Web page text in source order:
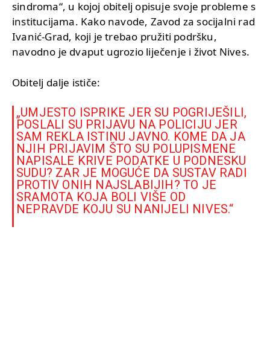
sindroma“, u kojoj obitelj opisuje svoje probleme s
institucijama. Kako navode, Zavod za socijalni rad
Ivanić-Grad, koji je trebao pružiti podršku,
navodno je dvaput ugrozio liječenje i život Nives.
Obitelj dalje ističe:
„UMJESTO ISPRIKE JER SU POGRIJEŠILI,
POSLALI SU PRIJAVU NA POLICIJU JER
SAM REKLA ISTINU JAVNO. KOME DA JA
NJIH PRIJAVIM ŠTO SU POLUPISMENE
NAPISALE KRIVE PODATKE U PODNESKU
SUDU? ZAR JE MOGUĆE DA SUSTAV RADI
PROTIV ONIH NAJSLABIJIH? TO JE
SRAMOTA KOJA BOLI VIŠE OD
NEPRAVDE KOJU SU NANIJELI NIVES.“